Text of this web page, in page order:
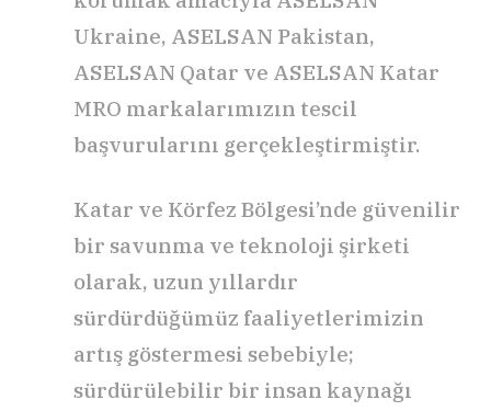
Ukraine, ASELSAN Pakistan,
ASELSAN Qatar ve ASELSAN Katar
MRO markalarımızın tescil
başvurularını gerçekleştirmiştir.
Katar ve Körfez Bölgesi’nde güvenilir
bir savunma ve teknoloji şirketi
olarak, uzun yıllardır
sürdürdüğümüz faaliyetlerimizin
artış göstermesi sebebiyle;
sürdürülebilir bir insan kaynağı